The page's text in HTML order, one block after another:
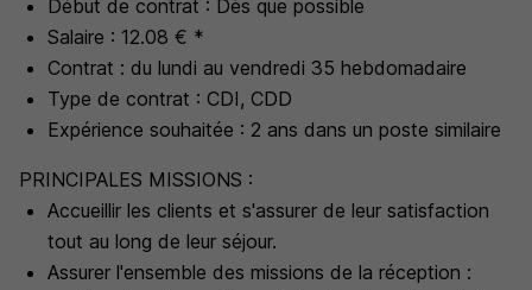
Début de contrat : Dès que possible
Salaire : 12.08 € *
Contrat : du lundi au vendredi 35 hebdomadaire
Type de contrat : CDI, CDD
Expérience souhaitée : 2 ans dans un poste similaire
PRINCIPALES MISSIONS :
Accueillir les clients et s'assurer de leur satisfaction
tout au long de leur séjour.
Assurer l'ensemble des missions de la réception :